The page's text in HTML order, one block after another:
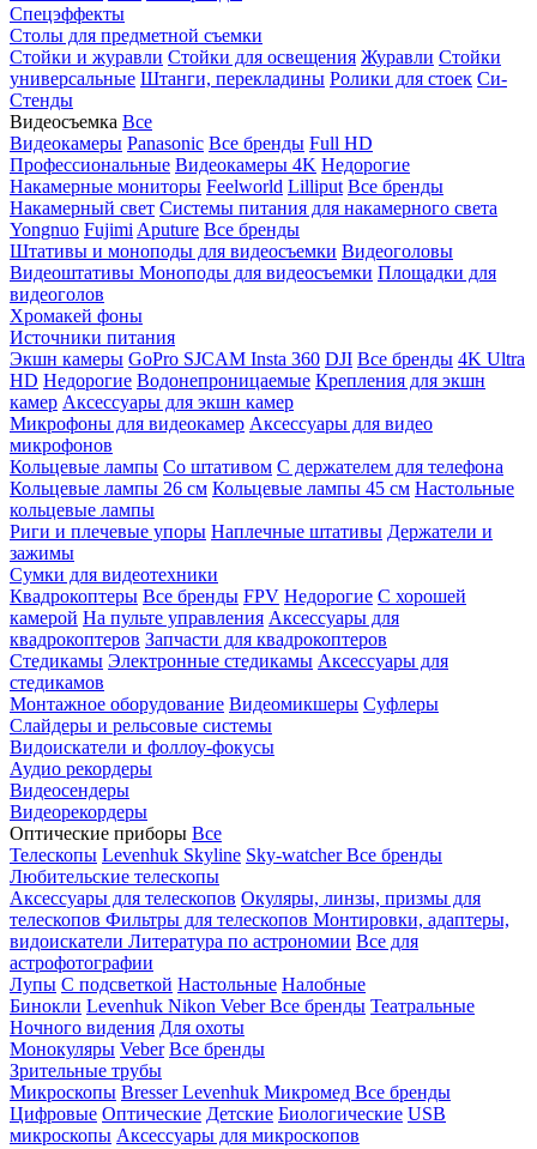
Спецэффекты
Столы для предметной съемки
Стойки и журавли Стойки для освещения Журавли Стойки
универсальные Штанги, перекладины Ролики для стоек Си-
Стенды
Видеосъемка Все
Видеокамеры Panasonic Все бренды Full HD
Профессиональные Видеокамеры 4K Недорогие
Накамерные мониторы Feelworld Lilliput Все бренды
Накамерный свет Системы питания для накамерного света
Yongnuo Fujimi Aputure Все бренды
Штативы и моноподы для видеосъемки Видеоголовы
Видеоштативы Моноподы для видеосъемки Площадки для
видеоголов
Хромакей фоны
Источники питания
Экшн камеры GoPro SJCAM Insta 360 DJI Все бренды 4K Ultra
HD Недорогие Водонепроницаемые Крепления для экшн
камер Аксессуары для экшн камер
Микрофоны для видеокамер Аксессуары для видео
микрофонов
Кольцевые лампы Со штативом C держателем для телефона
Кольцевые лампы 26 см Кольцевые лампы 45 см Настольные
кольцевые лампы
Риги и плечевые упоры Наплечные штативы Держатели и
зажимы
Сумки для видеотехники
Квадрокоптеры Все бренды FPV Недорогие С хорошей
камерой На пульте управления Аксессуары для
квадрокоптеров Запчасти для квадрокоптеров
Стедикамы Электронные стедикамы Аксессуары для
стедикамов
Монтажное оборудование Видеомикшеры Суфлеры
Слайдеры и рельсовые системы
Видоискатели и фоллоу-фокусы
Аудио рекордеры
Видеосендеры
Видеорекордеры
Оптические приборы Все
Телескопы Levenhuk Skyline Sky-watcherВсе бренды
Любительские телескопы
Аксессуары для телескопов Окуляры, линзы, призмы для
телескопов Фильтры для телескопов Монтировки, адаптеры,
видоискатели Литература по астрономии Все для
астрофотографии
Лупы С подсветкой Настольные Налобные
Бинокли Levenhuk Nikon VeberВсе бренды Театральные
Ночного видения Для охоты
Монокуляры Veber Все бренды
Зрительные трубы
Микроскопы BresserLevenhuk Микромед Все бренды
Цифровые Оптические Детские Биологические USB
микроскопы Аксессуары для микроскопов